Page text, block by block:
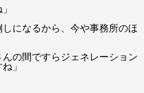
になるから、今や事務所のほ
の間ですらジェネレーション
」